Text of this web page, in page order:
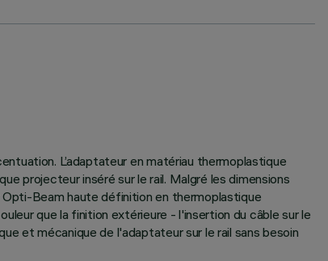
L’adaptateur en matériau thermoplastique
projecteur inséré sur le rail. Malgré les dimensions
Beam haute définition en thermoplastique
que la finition extérieure - l'insertion du câble sur le
et mécanique de l'adaptateur sur le rail sans besoin